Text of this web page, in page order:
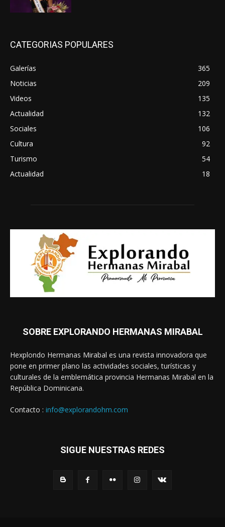
CATEGORIAS POPULARES
Galerías
365
Noticias
209
Videos
135
Actualidad
132
Sociales
106
Cultura
92
Turismo
54
Actualidad
18
SOBRE EXPLORANDO HERMANAS MIRABAL
Hexplondo Hermanas Mirabal es una revista innovadora que
pone en primer plano las actividades sociales, turísticas y
culturales de la emblemática provincia Hermanas Mirabal en la
República Dominicana.
Contacto : info@explorandohm.com
SIGUE NUESTRAS REDES